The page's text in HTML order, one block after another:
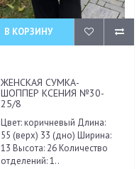
В КОРЗИНУ
ЖЕНСКАЯ СУМКА-
ШОППЕР КСЕНИЯ №30-
25/8
Цвет: коричневый Длина:
55 (верх) 33 (дно) Ширина:
13 Высота: 26 Количество
отделений: 1..